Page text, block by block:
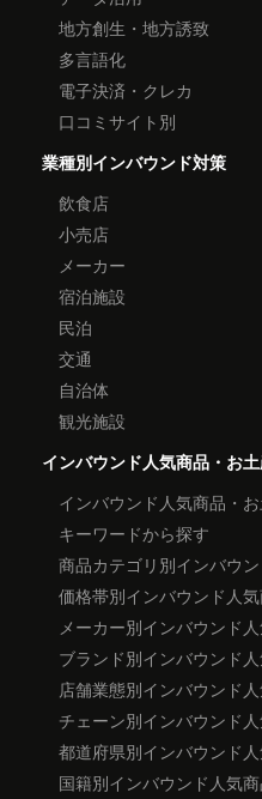
地方創生・地方誘致
多言語化
電子決済・クレカ
口コミサイト別
業種別インバウンド対策
飲食店
小売店
メーカー
宿泊施設
民泊
交通
自治体
観光施設
インバウンド人気商品・お
インバウンド人気商品・
キーワードから探す
商品カテゴリ別インバウ
価格帯別インバウンド人
メーカー別インバウンド
ブランド別インバウンド
店舗業態別インバウンド
チェーン別インバウンド
都道府県別インバウンド
国籍別インバウンド人気